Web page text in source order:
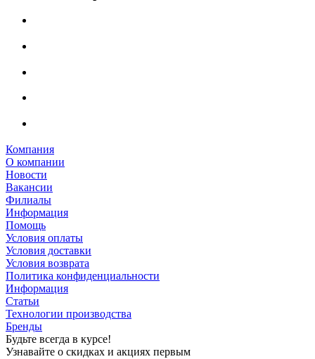
Компания
О компании
Новости
Вакансии
Филиалы
Информация
Помощь
Условия оплаты
Условия доставки
Условия возврата
Политика конфиденциальности
Информация
Статьи
Технологии производства
Бренды
Будьте всегда в курсе!
Узнавайте о скидках и акциях первым